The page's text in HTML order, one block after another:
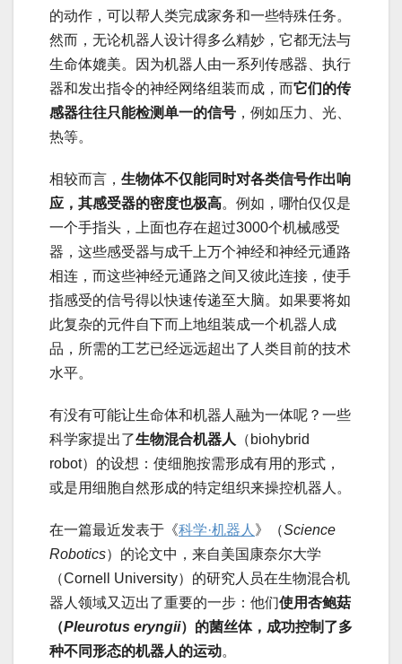
的动作，可以帮人类完成家务和一些特殊任务。
然而，无论机器人设计得多么精妙，它都无法与
生命体媲美。因为机器人由一系列传感器、执行
器和发出指令的神经网络组装而成，而它们的传
感器往往只能检测单一的信号 ，例如压力、光、
热等。
相较而言， 生物体不仅能同时对各类信号作出响
应，其感受器的密度也极高。例如，哪怕仅仅是
一个手指头，上面也存在超过3000个机械感受
器，这些感受器与成千上万个神经和神经元通路
相连，而这些神经元通路之间又彼此连接，使手
指感受的信号得以快速传递至大脑。如果要将如
此复杂的元件自下而上地组装成一个机器人成
品，所需的工艺已经远远超出了人类目前的技术
水平。
有没有可能让生命体和机器人融为一体呢？一些
科学家提出了生物混合机器人
（biohybrid
robot）的设想：使细胞按需形成有用的形式，
或是用细胞自然形成的特定组织来操控机器人。
在一篇最近发表于《科学·机器人 》（Science
Robotics）的论文中，来自美国康奈尔大学
（Cornell University）的研究人员在生物混合机
器人领域又迈出了重要的一步：他们使用杏鲍菇
（Pleurotus eryngii）的菌丝体，成功控制了多
种不同形态的机器人的运动。